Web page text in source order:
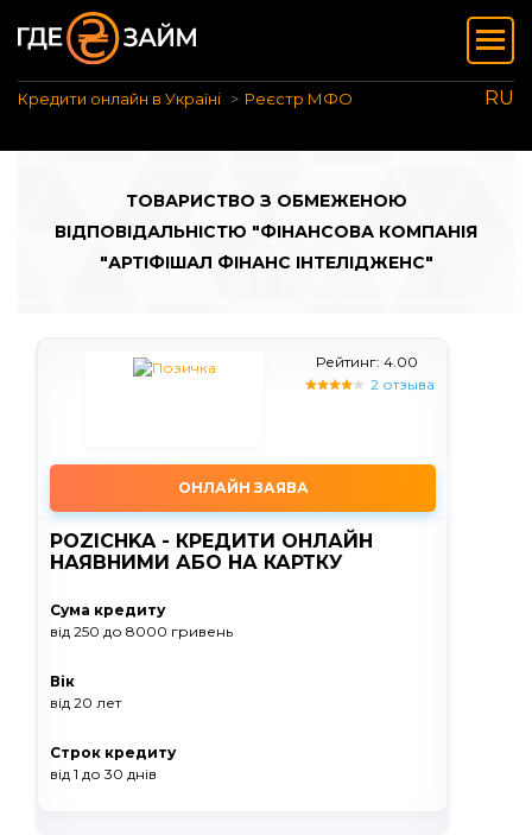
Кредити онлайн в Україні Реєстр МФО RU
ТОВАРИСТВО З ОБМЕЖЕНОЮ
ВІДПОВІДАЛЬНІСТЮ "ФІНАНСОВА КОМПАНІЯ
"АРТІФІШАЛ ФІНАНС ІНТЕЛІДЖЕНС"
Рейтинг: 4.00
2 отзыва
ОНЛАЙН ЗАЯВА
POZICHKA - КРЕДИТИ ОНЛАЙН
НАЯВНИМИ АБО НА КАРТКУ
Сума кредиту
від 250 до 8000 гривень
Вік
від 20 лет
Строк кредиту
від 1 до 30 днів